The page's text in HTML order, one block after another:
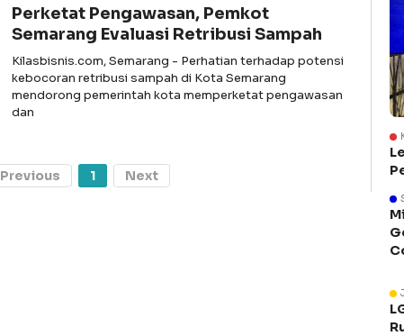
Perketat Pengawasan, Pemkot
Semarang Evaluasi Retribusi Sampah
Kilasbisnis.com, Semarang - Perhatian terhadap potensi
kebocoran retribusi sampah di Kota Semarang
mendorong pemerintah kota memperketat pengawasan
dan
Previous 1 Next